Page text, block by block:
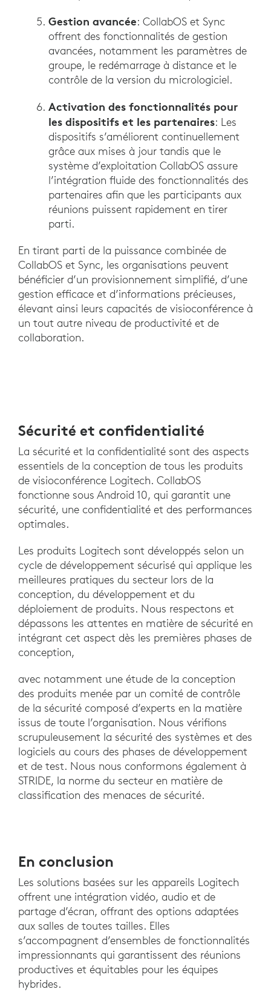
Gestion avancée: CollabOS et Sync
offrent des fonctionnalités de gestion
avancées, notamment les paramètres de
groupe, le redémarrage à distance et le
contrôle de la version du micrologiciel.
Activation des fonctionnalités pour
les dispositifs et les partenaires: Les
dispositifs s’améliorent continuellement
grâce aux mises à jour tandis que le
système d’exploitation CollabOS assure
l’intégration fluide des fonctionnalités des
partenaires afin que les participants aux
réunions puissent rapidement en tirer
parti.
En tirant parti de la puissance combinée de
CollabOS et Sync, les organisations peuvent
bénéficier d’un provisionnement simplifié, d’une
gestion efficace et d’informations précieuses,
élevant ainsi leurs capacités de visioconférence à
un tout autre niveau de productivité et de
collaboration.
Sécurité et confidentialité
La sécurité et la confidentialité sont des aspects
essentiels de la conception de tous les produits
de visioconférence Logitech. CollabOS
fonctionne sous Android 10, qui garantit une
sécurité, une confidentialité et des performances
optimales.
Les produits Logitech sont développés selon un
cycle de développement sécurisé qui applique les
meilleures pratiques du secteur lors de la
conception, du développement et du
déploiement de produits. Nous respectons et
dépassons les attentes en matière de sécurité en
intégrant cet aspect dès les premières phases de
conception,
avec notamment une étude de la conception
des produits menée par un comité de contrôle
de la sécurité composé d’experts en la matière
issus de toute l’organisation. Nous vérifions
scrupuleusement la sécurité des systèmes et des
logiciels au cours des phases de développement
et de test. Nous nous conformons également à
STRIDE, la norme du secteur en matière de
classification des menaces de sécurité.
En conclusion
Les solutions basées sur les appareils Logitech
offrent une intégration vidéo, audio et de
partage d’écran, offrant des options adaptées
aux salles de toutes tailles. Elles
s’accompagnent d’ensembles de fonctionnalités
impressionnants qui garantissent des réunions
productives et équitables pour les équipes
hybrides.